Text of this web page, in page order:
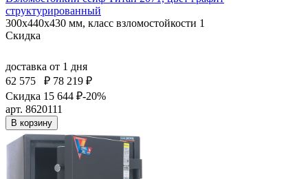
структурированный
300x440x430 мм, класс взломостойкости 1
Скидка
доставка от 1 дня
62 575
₽ 78 219 ₽
Скидка 15 644 ₽-20%
арт. 8620111
В корзину